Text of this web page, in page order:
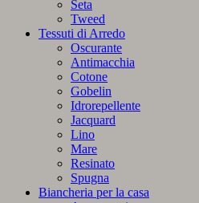
Seta
Tweed
Tessuti di Arredo
Oscurante
Antimacchia
Cotone
Gobelin
Idrorepellente
Jacquard
Lino
Mare
Resinato
Spugna
Biancheria per la casa